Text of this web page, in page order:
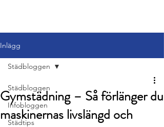
Inlägg
Städbloggen
Infobloggen
Städtips
Städbloggen
Gymstädning – Så förlänger du
maskinernas livslängd och